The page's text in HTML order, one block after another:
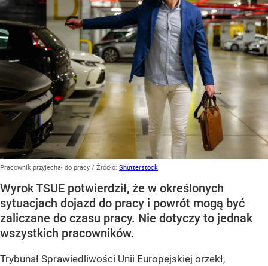
Pracownik przyjechał do pracy / Źródło: Shutterstock
Wyrok TSUE potwierdził, że w określonych
sytuacjach dojazd do pracy i powrót mogą być
zaliczane do czasu pracy. Nie dotyczy to jednak
wszystkich pracowników.
Trybunał Sprawiedliwości Unii Europejskiej orzekł,